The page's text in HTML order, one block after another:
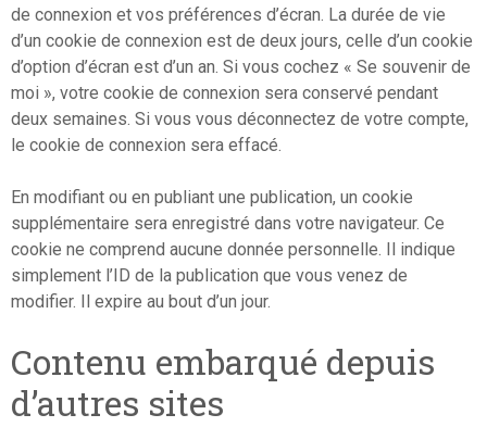
de connexion et vos préférences d’écran. La durée de vie
d’un cookie de connexion est de deux jours, celle d’un cookie
d’option d’écran est d’un an. Si vous cochez « Se souvenir de
moi », votre cookie de connexion sera conservé pendant
deux semaines. Si vous vous déconnectez de votre compte,
le cookie de connexion sera effacé.
En modifiant ou en publiant une publication, un cookie
supplémentaire sera enregistré dans votre navigateur. Ce
cookie ne comprend aucune donnée personnelle. Il indique
simplement l’ID de la publication que vous venez de
modifier. Il expire au bout d’un jour.
Contenu embarqué depuis
d’autres sites